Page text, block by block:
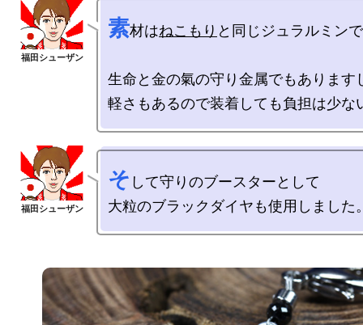
素材はねこもり と同じジュラルミン
生命と金の氣の守り金属でもあります
そ して守りのブースターとして